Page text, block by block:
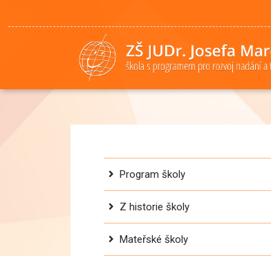
Program školy
Z historie školy
Mateřské školy